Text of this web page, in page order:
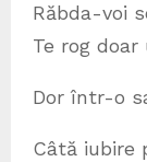
Răbda-voi
Te rog
Dor într-o
Câtă iubire